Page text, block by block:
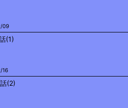
09
(1)
16
(2)